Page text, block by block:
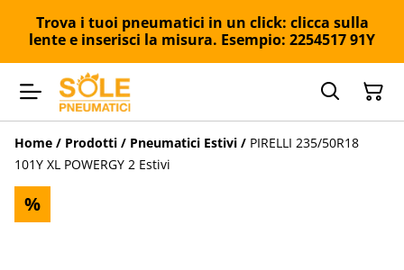
Trova i tuoi pneumatici in un click: clicca sulla
lente e inserisci la misura. Esempio: 2254517 91Y
Home / Prodotti / Pneumatici Estivi / PIRELLI 235/50R18
101Y XL POWERGY 2 Estivi
%